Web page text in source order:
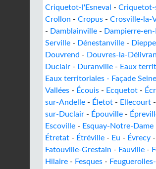
Criquetot-l'Esneval
-
Crollon - Cropus - Crosville-la-
- Damblainville - Dampierre-
Serville - Dénestanville - Dieppe
Douvrend - Douvres-la-
Duclair - Duranville - Eaux
Eaux territoriales - Façade
Vallées - Écouis - Ecquetot -
sur-Andelle - Életot - Ellecourt -
sur-Duclair - Épouville -
Escoville - Esquay-Notre-Dame
Étretat - Étréville - Eu - Évrecy -
Fatouville-Grestain - Fauville -
Hilaire - Fesques -